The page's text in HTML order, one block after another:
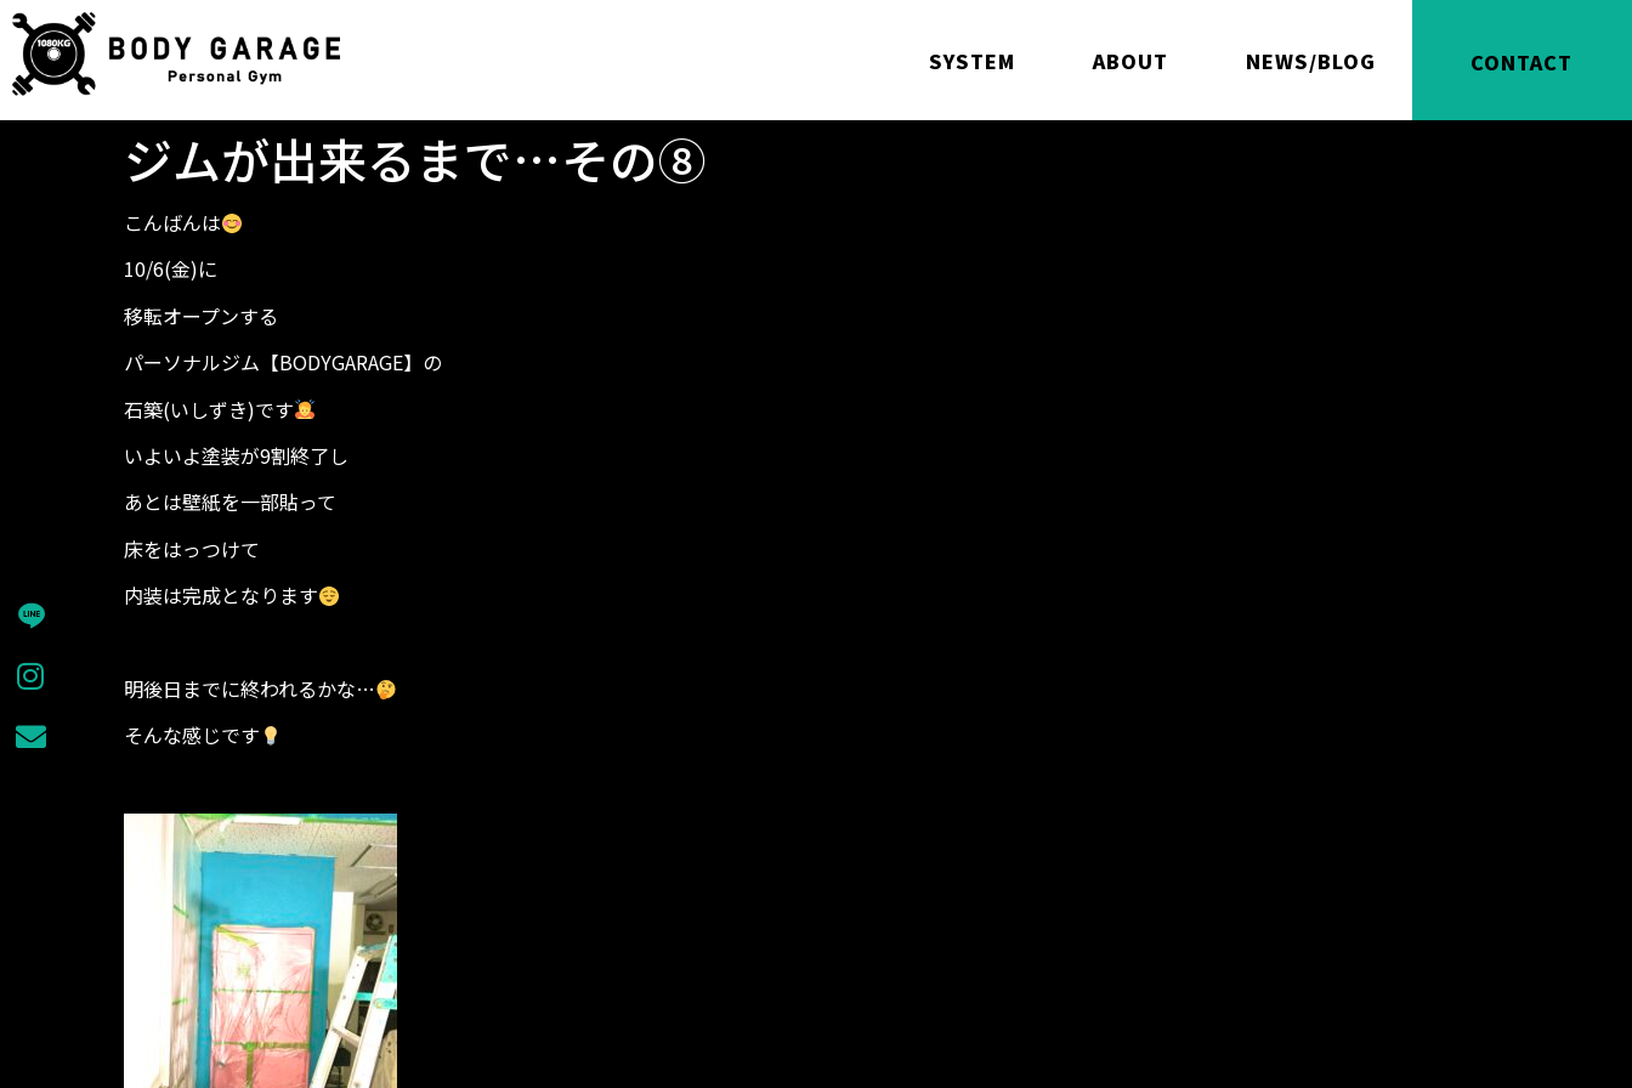
SYSTEM ABOUT NEWS/BLOG CONTACT
ジムが出来るまで…その⑧
こんばんは
10/6(金)に
移転オープンする
パーソナルジム【BODYGARAGE】の
石築(いしずき)です
いよいよ塗装が9割終了し
あとは壁紙を一部貼って
床をはっつけて
内装は完成となります
明後日までに終われるかな…
そんな感じです